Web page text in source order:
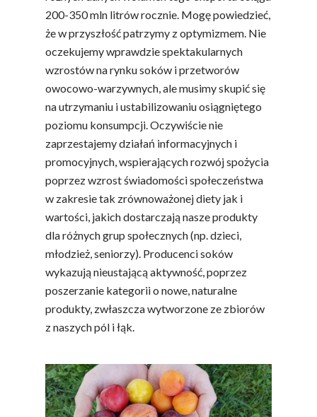
200-350 mln litrów rocznie. Mogę powiedzieć,
że w przyszłość patrzymy z optymizmem. Nie
oczekujemy wprawdzie spektakularnych
wzrostów na rynku soków i przetworów
owocowo-warzywnych, ale musimy skupić się
na utrzymaniu i ustabilizowaniu osiągniętego
poziomu konsumpcji. Oczywiście nie
zaprzestajemy działań informacyjnych i
promocyjnych, wspierających rozwój spożycia
poprzez wzrost świadomości społeczeństwa
w zakresie tak zrównoważonej diety jak i
wartości, jakich dostarczają nasze produkty
dla różnych grup społecznych (np. dzieci,
młodzież, seniorzy). Producenci soków
wykazują nieustającą aktywność, poprzez
poszerzanie kategorii o nowe, naturalne
produkty, zwłaszcza wytworzone ze zbiorów
z naszych pól i łąk.
Baza Warzyw I
Kalendarz Warzyw I
Owoców
Soki
Warzywne
Fakty O Sokach
Jakość Soków
Sok Jako Porcja
Składniki Odżywcze
Sokach
Biodostępność
Efekt Metaboliczny
Poradnik
Zdrowia
Dietetyczne ABC
Okiem Eksperta
Uroda
Współpraca Z
Przepisy
Program
Edukacyjny
Projekty
Naturalnie, Że
MOC POLSKICH
5 Porcji Warzyw,
Lub Soku
Certyfikowany